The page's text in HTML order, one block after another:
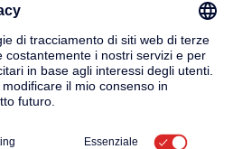
di noi